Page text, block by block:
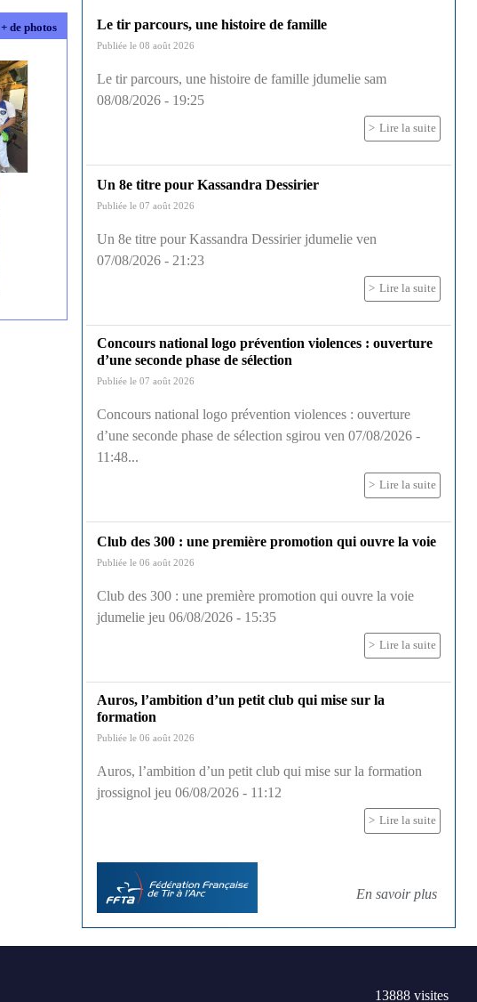
+ de photos Le tir parcours, une histoire de famille
Publiée le 08 août 2026
Le tir parcours, une histoire de famille jdumelie sam
08/08/2026 - 19:25
Lire la suite
Un 8e titre pour Kassandra Dessirier
Publiée le 07 août 2026
Un 8e titre pour Kassandra Dessirier jdumelie ven
07/08/2026 - 21:23
Lire la suite
Concours national logo prévention violences : ouverture
d’une seconde phase de sélection
Publiée le 07 août 2026
Concours national logo prévention violences : ouverture
d’une seconde phase de sélection sgirou ven 07/08/2026 -
11:48...
Lire la suite
Club des 300 : une première promotion qui ouvre la voie
Publiée le 06 août 2026
Club des 300 : une première promotion qui ouvre la voie
jdumelie jeu 06/08/2026 - 15:35
Lire la suite
Auros, l’ambition d’un petit club qui mise sur la
formation
Publiée le 06 août 2026
Auros, l’ambition d’un petit club qui mise sur la formation
jrossignol jeu 06/08/2026 - 11:12
Lire la suite
En savoir plus
13888 visites